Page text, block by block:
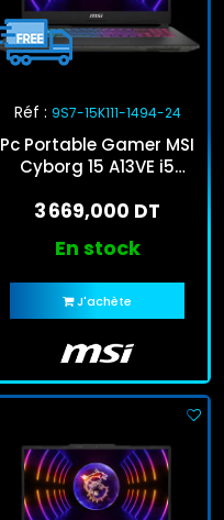
Réf : 9S7-15K111-1494-24
Pc Portable Gamer MSI
Cyborg 15 A13VE i5
3 669,000 DT
En stock
J'achète